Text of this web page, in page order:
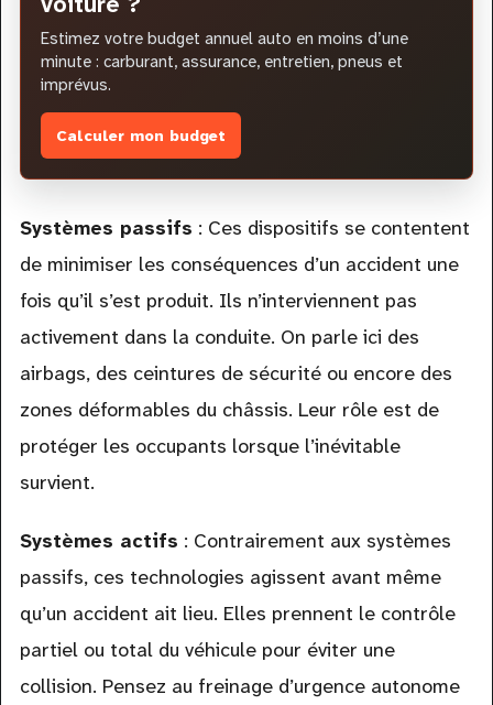
Estimez votre budget annuel auto en moins d’une
minute : carburant, assurance, entretien, pneus et
imprévus.
Calculer mon budget
Systèmes passifs : Ces dispositifs se contentent
de minimiser les conséquences d’un accident une
fois qu’il s’est produit. Ils n’interviennent pas
activement dans la conduite. On parle ici des
airbags, des ceintures de sécurité ou encore des
zones déformables du châssis. Leur rôle est de
protéger les occupants lorsque l’inévitable
survient.
Systèmes actifs : Contrairement aux systèmes
passifs, ces technologies agissent avant même
qu’un accident ait lieu. Elles prennent le contrôle
partiel ou total du véhicule pour éviter une
collision. Pensez au freinage d’urgence autonome